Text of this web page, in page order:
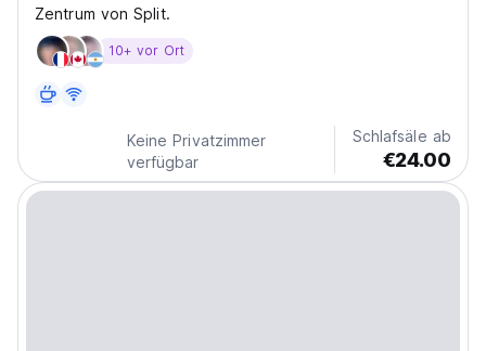
Zentrum von Split.
10+ vor Ort
Keine Privatzimmer
verfügbar
Schlafsäle ab
€24.00